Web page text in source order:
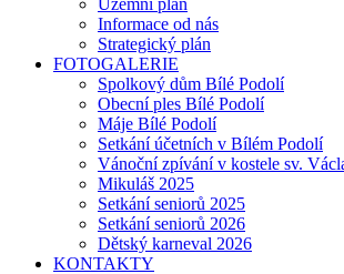
Územní plán
Informace od nás
Strategický plán
FOTOGALERIE
Spolkový dům Bílé Podolí
Obecní ples Bílé Podolí
Máje Bílé Podolí
Setkání účetních v Bílém Podolí
Vánoční zpívání v kostele sv.
Mikuláš 2025
Setkání seniorů 2025
Setkání seniorů 2026
Dětský karneval 2026
KONTAKTY